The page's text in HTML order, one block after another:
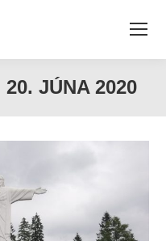
20. JÚNA 2020